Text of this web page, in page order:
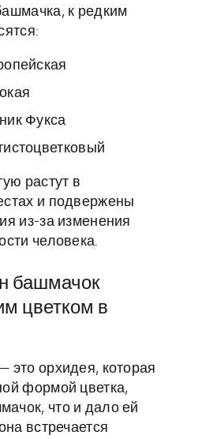
к редким
Фукса
растут в
и подвержены
из-за изменения
человека.
башмачок
цветком в
это орхидея, которая
формой цветка,
что и дало ей
встречается